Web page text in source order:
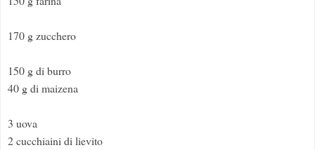
170 g zucchero
150 g di burro
40 g di maizena
3 uova
2 cucchiaini di lievito